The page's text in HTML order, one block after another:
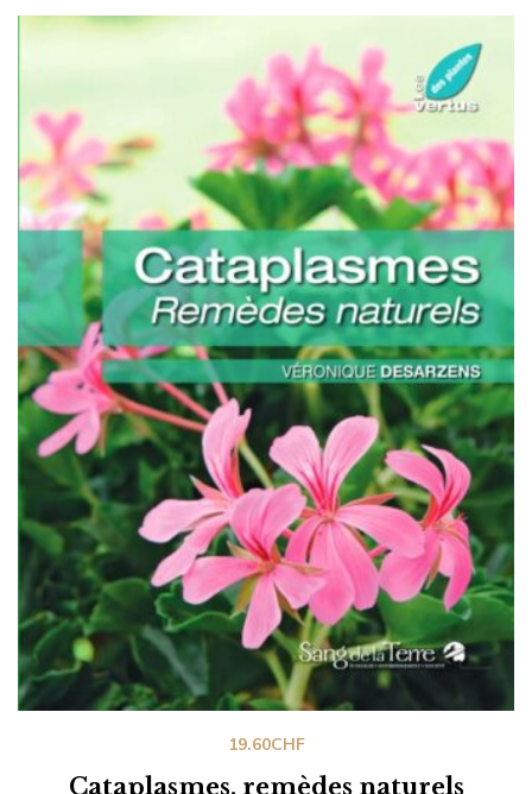
Cataplasmes, remèdes naturels
19.60CHF